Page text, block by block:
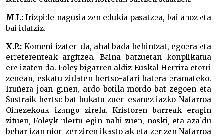
M.I.: Irizpide nagusia zen edukia pasatzea, bai ahoz eta
bai idatziz.
X.P.: Komeni izaten da, ahal bada behintzat, egoera eta
erreferenteak argitzea. Baina batzuetan konplikatua
ere izaten da. Foley bigarren aldiz Euskal Herrira etorri
zenean, eskatu zidaten bertso-afari batera eramateko.
Iruñera joan ginen, ardo botila mordo bat zegoen eta
Sustraik bertso bat bukatu zuen esanez iazko Nafarroa
Oinezekoak izango zirela. Kristoren barreak eragin
zituen, Foleyk ulertu egin nahi zuen, noski, eta azaldu
behar izan nion zer ziren ikastolak eta zer zen Nafarroa